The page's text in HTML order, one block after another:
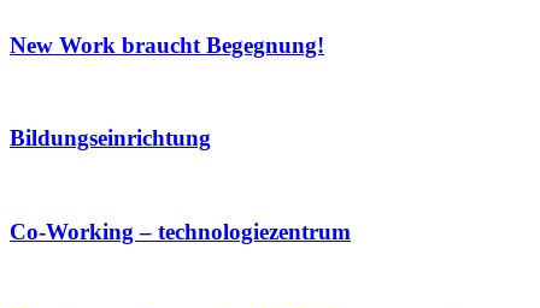
New Work braucht Begegnung!
Bildungs­einrichtung
Co-Working – technologie­zentrum